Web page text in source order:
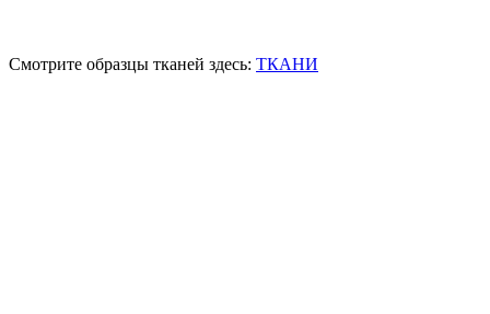
Смотрите образцы тканей здесь: ТКАНИ